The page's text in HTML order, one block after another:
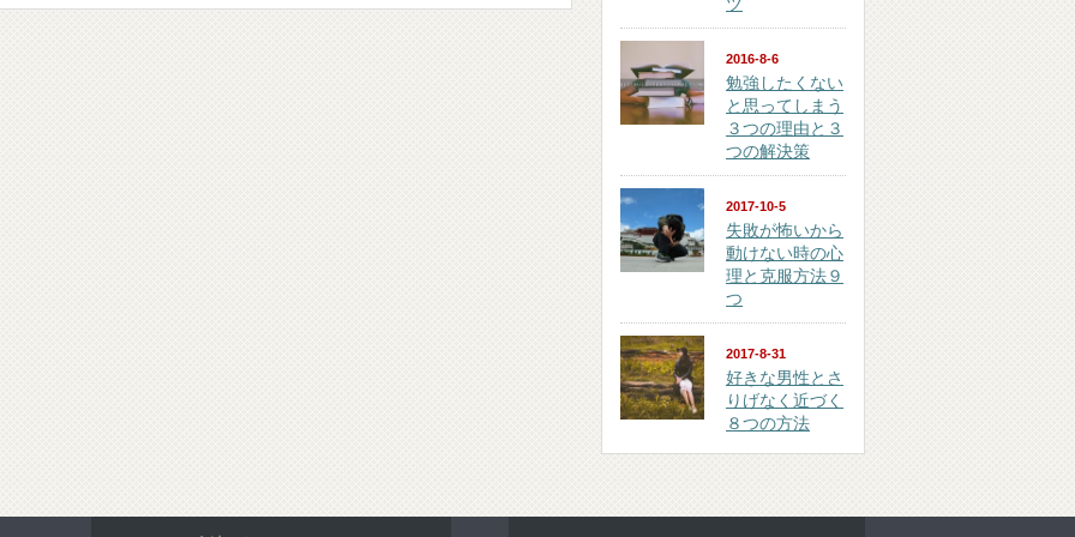
2016-8-6
勉強したくない
と思ってしまう
３つの理由と３
つの解決策
2017-10-5
失敗が怖いから
動けない時の心
理と克服方法９
つ
2017-8-31
好きな男性とさ
りげなく近づく
８つの方法